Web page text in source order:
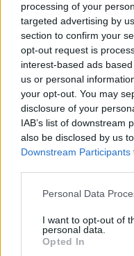
processing of your
targeted advertising by
section to confirm your
opt-out request is
interest-based ads
us or personal
your opt-out. You may
disclosure of your
IAB’s list of downstream
also be disclosed by us
Downstream Participants
Personal Data
I want to opt-out of
personal data.
Opted In
(video)
Εθνική Ελλάδας:
NBA Top 10: Δεν
«μαγεία» ο
Δείτε αποκλειστικά
νέο